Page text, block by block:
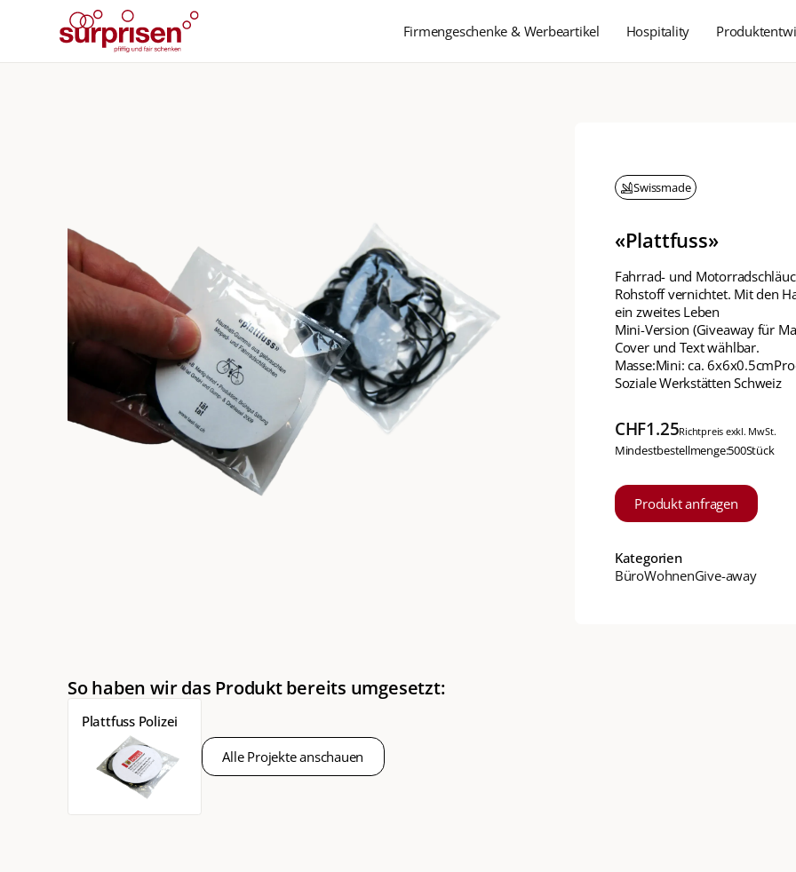
Firmengeschenke & Werbeartikel Hospitality
Swissmade
«Plattfuss»
Fahrrad- und
Rohstoff vernichtet. Mit den
ein zweites Leben
Mini-Version (Giveaway für
Cover und Text wählbar.
Masse:Mini: ca.
Soziale Werkstätten Schweiz
CHF1.25Richtpreis exkl. MwSt.
Mindestbestellmenge:500Stück
Produkt anfragen
Kategorien
BüroWohnenGive-away
So haben wir das Produkt bereits umgesetzt:
Plattfuss Polizei
Alle Projekte anschauen